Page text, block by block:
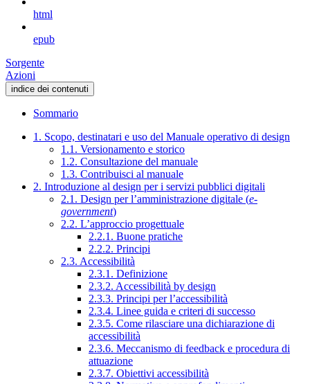
html
epub
Sorgente
Azioni
indice dei contenuti
Sommario
1. Scopo, destinatari e uso del Manuale operativo di design
1.1. Versionamento e storico
1.2. Consultazione del manuale
1.3. Contribuisci al manuale
2. Introduzione al design per i servizi pubblici digitali
2.1. Design per l’amministrazione digitale (e-
government)
2.2. L’approccio progettuale
2.2.1. Buone pratiche
2.2.2. Principi
2.3. Accessibilità
2.3.1. Definizione
2.3.2. Accessibilità by design
2.3.3. Principi per l’accessibilità
2.3.4. Linee guida e criteri di successo
2.3.5. Come rilasciare una dichiarazione di
accessibilità
2.3.6. Meccanismo di feedback e procedura di
attuazione
2.3.7. Obiettivi accessibilità